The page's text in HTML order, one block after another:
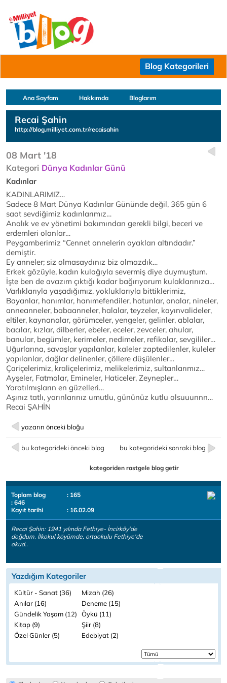
Blog Kategorileri
Ana Sayfam Hakkımda Bloglarım
Recai Şahin
http://blog.milliyet.com.tr/recaisahin
08 Mart '18
Kategori Dünya Kadınlar Günü
Kadınlar
KADINLARIMIZ…
Sadece 8 Mart Dünya Kadınlar Gününde değil, 365 gün 6
saat sevdiğimiz kadınlarımız…
Analık ve ev yönetimi bakımından gerekli bilgi, beceri ve
erdemleri olanlar…
Peygamberimiz “Cennet annelerin ayakları altındadır.”
demiştir.
Ey anneler; siz olmasaydınız biz olmazdık…
Erkek gözüyle, kadın kulağıyla severmiş diye duymuştum.
İşte ben de avazım çıktığı kadar bağırıyorum kulaklarınıza…
Varlıklarıyla yaşadığımız, yokluklarıyla bittiklerimiz,
Bayanlar, hanımlar, hanımefendiler, hatunlar, analar, nineler,
anneanneler, babaanneler, halalar, teyzeler, kayınvalideler,
eltiler, kaynanalar, görümceler, yengeler, gelinler, ablalar,
bacılar, kızlar, dilberler, ebeler, eceler, zevceler, ahular,
banular, begümler, kerimeler, nedimeler, refikalar, sevgililer…
Uğurlarına, savaşlar yapılanlar, kaleler zaptedilenler, kuleler
yapılanlar, dağlar delinenler, çöllere düşülenler…
Çariçelerimiz, kraliçelerimiz, melikelerimiz, sultanlarımız…
Ayşeler, Fatmalar, Emineler, Haticeler, Zeynepler…
Yaratılmışların en güzelleri…
Aşınız tatlı, yarınlarınız umutlu, gününüz kutlu olsuuunnn…
Recai ŞAHİN
yazarın önceki bloğu
bu kategorideki önceki blog bu kategorideki sonraki blog
kategoriden rastgele blog getir
Toplam blog
: 165
: 646
Kayıt tarihi
: 16.02.09
Recai Şahin: 1941 yılında Fethiye- İncirköy'de
doğdum. İlkokul köyümde, ortaokulu Fethiye'de
okud..
Yazdığım Kategoriler
Kültür - Sanat (36)
Mizah (26)
Anılar (16)
Deneme (15)
Gündelik Yaşam (12)
Öykü (11)
Kitap (9)
Şiir (8)
Özel Günler (5)
Edebiyat (2)